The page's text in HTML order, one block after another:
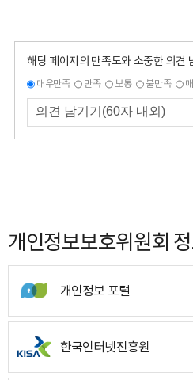
해당 페이지의 만족도와 소중한 의견
매우만족 만족 보통 불만족
개인정보보호위원회
개인정보 포털
한국인터넷진흥원